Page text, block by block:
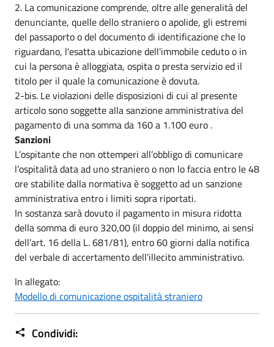
2. La comunicazione comprende, oltre alle generalità del
denunciante, quelle dello straniero o apolide, gli estremi
del passaporto o del documento di identificazione che lo
riguardano, l'esatta ubicazione dell'immobile ceduto o in
cui la persona è alloggiata, ospita o presta servizio ed il
titolo per il quale la comunicazione è dovuta.
2-bis. Le violazioni delle disposizioni di cui al presente
articolo sono soggette alla sanzione amministrativa del
pagamento di una somma da 160 a 1.100 euro .
Sanzioni
L’ospitante che non ottemperi all’obbligo di comunicare
l’ospitalità data ad uno straniero o non lo faccia entro le 48
ore stabilite dalla normativa è soggetto ad un sanzione
amministrativa entro i limiti sopra riportati.
In sostanza sarà dovuto il pagamento in misura ridotta
della somma di euro 320,00 (il doppio del minimo, ai sensi
dell’art. 16 della L. 681/81), entro 60 giorni dalla notifica
del verbale di accertamento dell'illecito amministrativo.
In allegato:
Modello di comunicazione ospitalità straniero
Condividi: